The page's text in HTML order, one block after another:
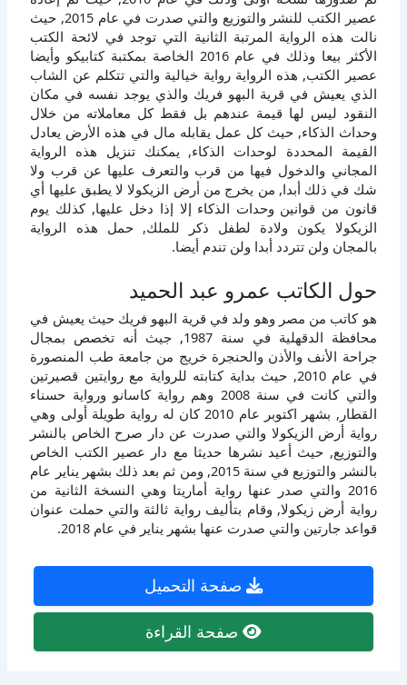
عصير الكتب للنشر والتوزيع والتي صدرت في عام 2015, حيث
نالت هذه الرواية المرتبة الثانية التي توجد في لائحة الكتب
الأكثر بيعا وذلك في عام 2016 الخاصة بمكتبة كتابيكو وأيضا
عصير الكتب, هذه الرواية رواية خيالية والتي تتكلم عن الشاب
الذي يعيش في قرية البهو فريك والذي يوجد نفسه في مكان
النقود ليس لها قيمة عندهم بل فقط كل معاملاته من خلال
وحداث الذكاء, حيث كل عمل يقابله مال في هذه الأرض يعادل
القيمة المحددة لوحدات الذكاء, يمكنك تنزيل هذه الرواية
المجاني والدخول فيها من قرب والتعرف عليها عن قرب ولا
شك في ذلك أبدا, من يخرج من أرض الزيكولا لا يطبق عليها أي
قانون من قوانين وحدات الذكاء إلا إذا دخل عليها, كذلك يوم
الزيكولا يكون ولادة لطفل ذكر للملك, حمل هذه الرواية
بالمجان ولن تتردد أبدا ولن تندم أيضا.
حول الكاتب عمرو عبد الحميد
هو كاتب من مصر وهو ولد في قرية البهو فريك حيث يعيش في
محافظة الدقهلية في سنة 1987, جيث أنه تخصص بمجال
جراحة الأنف والأذن والحنجرة خريج من جامعة طب المنصورة
في عام 2010, حيث بداية كتابته للرواية مع روايتين قصيرتين
والتي كانت في سنة 2008 وهم رواية كاسانو ورواية حسناء
القطار, بشهر اكتوبر عام 2010 كان له رواية طويلة أولى وهي
رواية أرض الزيكولا والتي صدرت عن دار صرح الخاص بالنشر
والتوزيع, حيث أعيد نشرها حديثا مع دار عصير الكتب الخاص
بالنشر والتوزيع في سنة 2015, ومن ثم بعد ذلك بشهر يناير عام
2016 والتي صدر عنها رواية أماريتا وهي النسخة الثانية من
رواية أرض زيكولا, وقام بتأليف رواية ثالثة والتي حملت عنوان
قواعد جارتين والتي صدرت عنها بشهر يناير في عام 2018.
صفحة التحميل
صفحة القراءة